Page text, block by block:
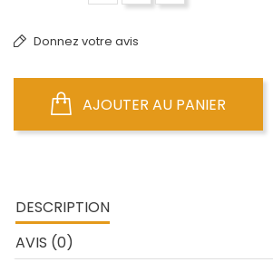
Donnez votre avis
AJOUTER AU PANIER
DESCRIPTION
AVIS (0)